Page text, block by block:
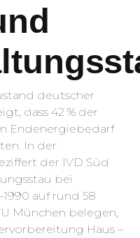
deutscher
dass 42 % der
Endenergiebedarf
In der
der IVD Süd
bei
auf rund 58
München belegen,
Haus –